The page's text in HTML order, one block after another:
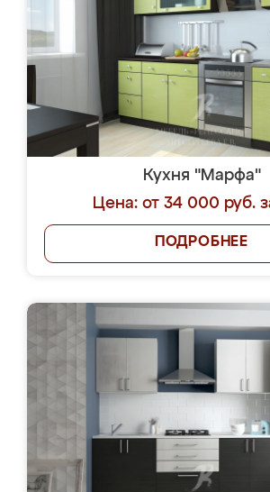
Кухня "Марфа"
Цена: от 34 000 руб.
ПОДРОБНЕЕ